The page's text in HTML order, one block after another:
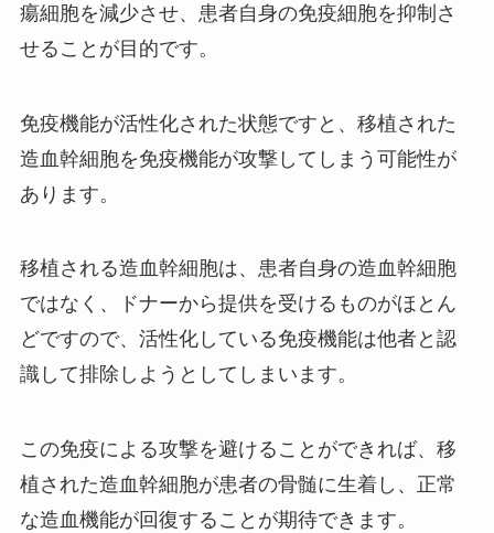
瘍細胞を減少させ、患者自身の免疫細胞を抑制さ
せることが目的です。
免疫機能が活性化された状態ですと、移植された
造血幹細胞を免疫機能が攻撃してしまう可能性が
あります。
移植される造血幹細胞は、患者自身の造血幹細胞
ではなく、ドナーから提供を受けるものがほとん
どですので、活性化している免疫機能は他者と認
識して排除しようとしてしまいます。
この免疫による攻撃を避けることができれば、移
植された造血幹細胞が患者の骨髄に生着し、正常
な造血機能が回復することが期待できます。